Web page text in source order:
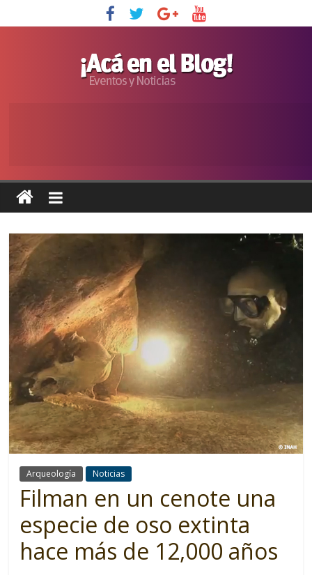
Arqueología Noticias
Filman en un cenote una
especie de oso extinta
hace más de 12,000 años